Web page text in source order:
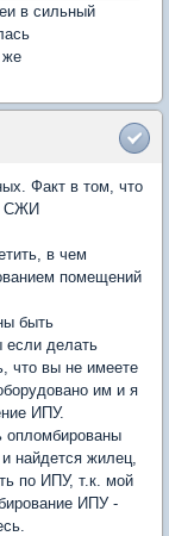
в сильный
же
Факт в том, что
СЖИ
в чем
помещений
быть
если делать
что вы не имеете
им и я
ИПУ.
опломбированы
найдется жилец,
по ИПУ, т.к. мой
ИПУ -